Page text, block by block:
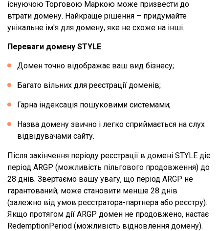
існуючою Торговою Маркою може призвести до
втрати домену. Найкраще рішення – придумайте
унікальне ім'я для домену, яке не схоже на інші.
Переваги домену STYLE
Домен точно відображає ваш вид бізнесу;
Багато вільних для реєстрації доменів;
Гарна індексація пошуковими системами;
Назва домену звично і легко сприймається на слух
відвідувачами сайту.
Після закінчення періоду реєстрації в домені STYLE діє
період ARGP (можливість пільгового продовження) до
28 днів. Звертаємо вашу увагу, що період ARGP не
гарантований, може становити менше 28 днів
(залежно від умов реєстратора-партнера або реєстру).
Якщо протягом дії ARGP домен не продовжено, настає
RedemptionPeriod (можливість відновлення домену).